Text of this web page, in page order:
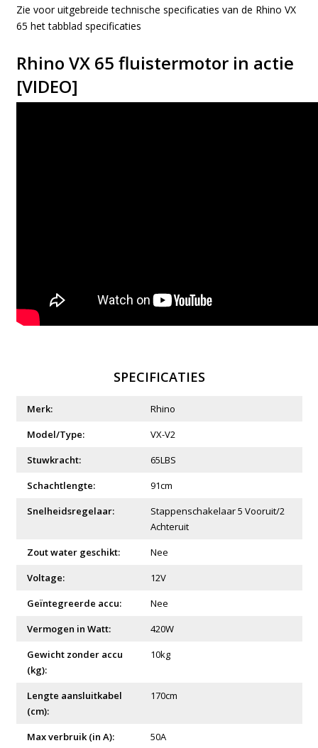
Zie voor uitgebreide technische specificaties van de Rhino VX
65 het tabblad specificaties
Rhino VX 65 fluistermotor in actie
[VIDEO]
SPECIFICATIES
Merk:
Rhino
Model/Type:
VX-V2
Stuwkracht:
65LBS
Schachtlengte:
91cm
Snelheidsregelaar:
Stappenschakelaar 5 Vooruit/2
Achteruit
Zout water geschikt:
Nee
Voltage:
12V
Geïntegreerde accu:
Nee
Vermogen in Watt:
420W
Gewicht zonder accu
(kg):
10kg
Lengte aansluitkabel
(cm):
170cm
Max verbruik (in A):
50A